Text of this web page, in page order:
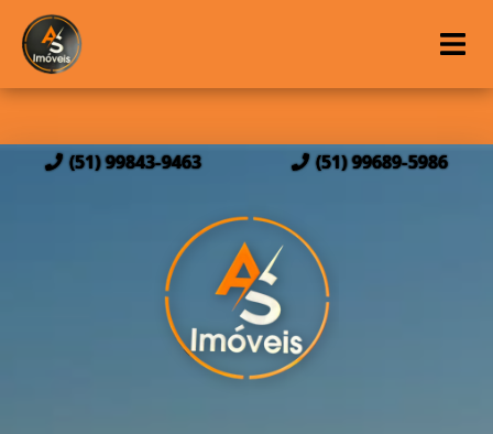
(51) 99843-9463 (51) 99689-5986